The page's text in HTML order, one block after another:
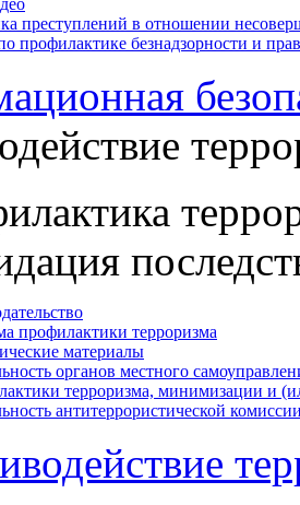
преступлений в отношении
профилактике безнадзорности и
профилактики терроризма
материалы
органов местного
терроризма, минимизации и
антитеррористической